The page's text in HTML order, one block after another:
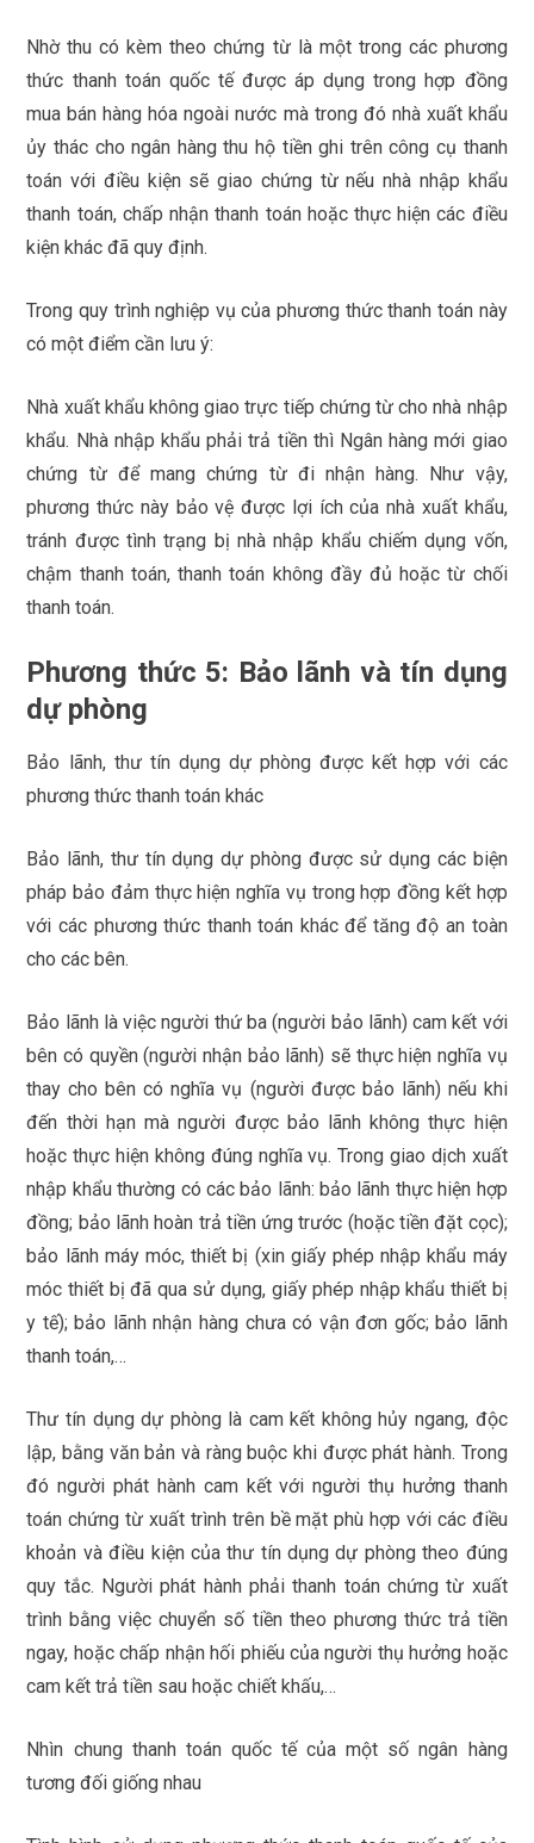
Nhờ thu có kèm theo chứng từ là một trong các phương
thức thanh toán quốc tế được áp dụng trong hợp đồng
mua bán hàng hóa ngoài nước mà trong đó nhà xuất khẩu
ủy thác cho ngân hàng thu hộ tiền ghi trên công cụ thanh
toán với điều kiện sẽ giao chứng từ nếu nhà nhập khẩu
thanh toán, chấp nhận thanh toán hoặc thực hiện các điều
kiện khác đã quy định.
Trong quy trình nghiệp vụ của phương thức thanh toán này
có một điểm cần lưu ý:
Nhà xuất khẩu không giao trực tiếp chứng từ cho nhà nhập
khẩu. Nhà nhập khẩu phải trả tiền thì Ngân hàng mới giao
chứng từ để mang chứng từ đi nhận hàng. Như vậy,
phương thức này bảo vệ được lợi ích của nhà xuất khẩu,
tránh được tình trạng bị nhà nhập khẩu chiếm dụng vốn,
chậm thanh toán, thanh toán không đầy đủ hoặc từ chối
thanh toán.
Phương thức 5: Bảo lãnh và tín dụng
dự phòng
Bảo lãnh, thư tín dụng dự phòng được kết hợp với các
phương thức thanh toán khác
Bảo lãnh, thư tín dụng dự phòng được sử dụng các biện
pháp bảo đảm thực hiện nghĩa vụ trong hợp đồng kết hợp
với các phương thức thanh toán khác để tăng độ an toàn
cho các bên.
Bảo lãnh là việc người thứ ba (người bảo lãnh) cam kết với
bên có quyền (người nhận bảo lãnh) sẽ thực hiện nghĩa vụ
thay cho bên có nghĩa vụ (người được bảo lãnh) nếu khi
đến thời hạn mà người được bảo lãnh không thực hiện
hoặc thực hiện không đúng nghĩa vụ. Trong giao dịch xuất
nhập khẩu thường có các bảo lãnh: bảo lãnh thực hiện hợp
đồng; bảo lãnh hoàn trả tiền ứng trước (hoặc tiền đặt cọc);
bảo lãnh máy móc, thiết bị (xin giấy phép nhập khẩu máy
móc thiết bị đã qua sử dụng, giấy phép nhập khẩu thiết bị
y tế); bảo lãnh nhận hàng chưa có vận đơn gốc; bảo lãnh
thanh toán,…
Thư tín dụng dự phòng là cam kết không hủy ngang, độc
lập, bằng văn bản và ràng buộc khi được phát hành. Trong
đó người phát hành cam kết với người thụ hưởng thanh
toán chứng từ xuất trình trên bề mặt phù hợp với các điều
khoản và điều kiện của thư tín dụng dự phòng theo đúng
quy tắc. Người phát hành phải thanh toán chứng từ xuất
trình bằng việc chuyển số tiền theo phương thức trả tiền
ngay, hoặc chấp nhận hối phiếu của người thụ hưởng hoặc
cam kết trả tiền sau hoặc chiết khấu,…
Nhìn chung thanh toán quốc tế của một số ngân hàng
tương đối giống nhau